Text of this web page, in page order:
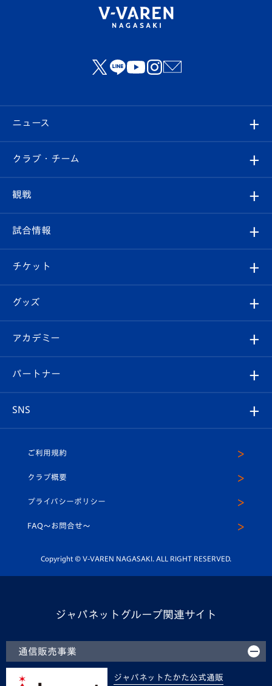
ニュース
すべて
クラブ
試合情報
チケット
イベント
メディア
ホームタウン
クラブ・チーム
クラブ概要
エンブレム紹介
スタッフプロフィール
マスコット紹介
平和祈念活動
ホームタウン活動
観戦
観戦ルール
はじめての観戦ガイド
Revive Team
ヴィヴィくんの長崎おもてなしガイド
試合情報
試合日程/結果
フォトギャラリー
スタジアムグルメ
チケット
チケット
V-LOVERS（ファンクラブ）
プレイヤーズスイート
グッズ
オンラインショップ
店舗情報
アカデミー
育成からのお知らせ
U-18
スクール
パートナー
SNS
ヴィヴィくんインスタグラム
公式LINE＠
ご利用規約
クラブ概要
プライバシーポリシー
FAQ〜お問合せ〜
Copyright © V-VAREN NAGASAKI. ALL RIGHT RESERVED.
ジャパネットグループ関連サイト
通信販売事業
ジャパネットたかた公式通販